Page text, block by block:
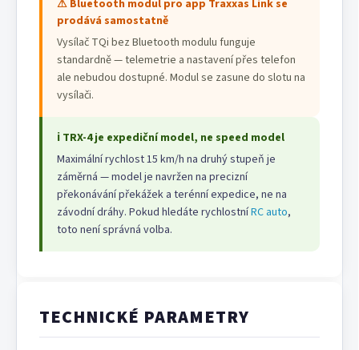
⚠ Bluetooth modul pro app Traxxas Link se
prodává samostatně
Vysílač TQi bez Bluetooth modulu funguje
standardně — telemetrie a nastavení přes telefon
ale nebudou dostupné. Modul se zasune do slotu na
vysílači.
ℹ TRX-4 je expediční model, ne speed model
Maximální rychlost 15 km/h na druhý stupeň je
záměrná — model je navržen na precizní
překonávání překážek a terénní expedice, ne na
závodní dráhy. Pokud hledáte rychlostníRC auto,
toto není správná volba.
TECHNICKÉ PARAMETRY